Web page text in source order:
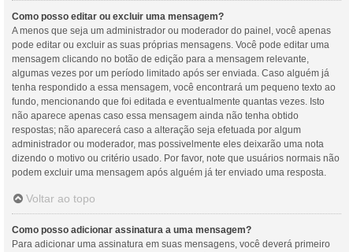
Como posso editar ou excluir uma mensagem?
A menos que seja um administrador ou moderador do painel, você apenas
pode editar ou excluir as suas próprias mensagens. Você pode editar uma
mensagem clicando no botão de edição para a mensagem relevante,
algumas vezes por um período limitado após ser enviada. Caso alguém já
tenha respondido a essa mensagem, você encontrará um pequeno texto ao
fundo, mencionando que foi editada e eventualmente quantas vezes. Isto
não aparece apenas caso essa mensagem ainda não tenha obtido
respostas; não aparecerá caso a alteração seja efetuada por algum
administrador ou moderador, mas possivelmente eles deixarão uma nota
dizendo o motivo ou critério usado. Por favor, note que usuários normais não
podem excluir uma mensagem após alguém já ter enviado uma resposta.
Voltar ao topo
Como posso adicionar assinatura a uma mensagem?
Para adicionar uma assinatura em suas mensagens, você deverá primeiro